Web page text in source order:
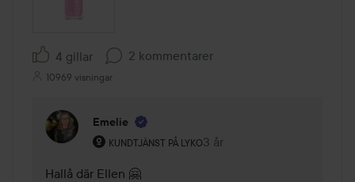
4 gillar 2 kommentarer
10969 visningar
Emelie
KUNDTJÄNST PÅ LYKO
Användarens roll: Kundtjänst på Lyko.
3 år
Kommentaren lades 3 år
Hallå där Ellen 🤗